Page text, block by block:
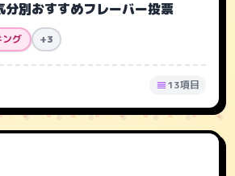
分別おすすめフレーバー投票
ング +3
13項目